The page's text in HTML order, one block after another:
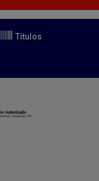
Títulos